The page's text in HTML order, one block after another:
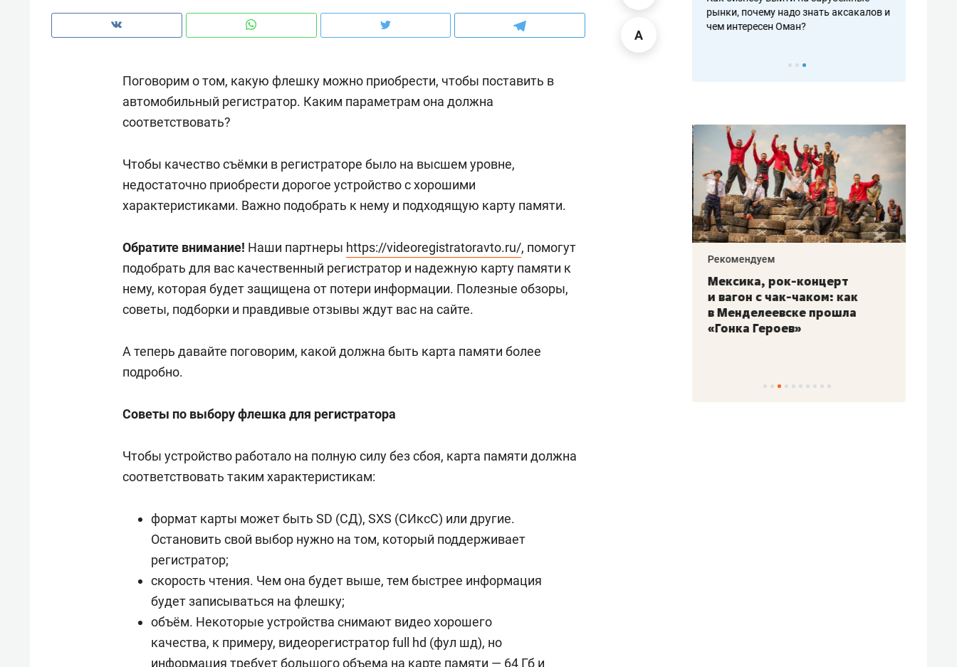
Поговорим о том, какую флешку можно приобрести, чтобы поставить в
автомобильный регистратор. Каким параметрам она должна
соответствовать?
Чтобы качество съёмки в регистраторе было на высшем уровне,
недостаточно приобрести дорогое устройство с хорошими
характеристиками. Важно подобрать к нему и подходящую карту памяти.
Обратите внимание! Наши партнеры https://videoregistratoravto.ru/, помогут
подобрать для вас качественный регистратор и надежную карту памяти к
нему, которая будет защищена от потери информации. Полезные обзоры,
советы, подборки и правдивые отзывы ждут вас на сайте.
А теперь давайте поговорим, какой должна быть карта памяти более
подробно.
Советы по выбору флешка для регистратора
Чтобы устройство работало на полную силу без сбоя, карта памяти должна
соответствовать таким характеристикам:
формат карты может быть SD (СД), SXS (СИксС) или другие.
Остановить свой выбор нужно на том, который поддерживает
регистратор;
скорость чтения. Чем она будет выше, тем быстрее информация
будет записываться на флешку;
объём. Некоторые устройства снимают видео хорошего
качества, к примеру, видеорегистратор full hd (фул шд), но
информация требует большого объема на карте памяти — 64 Гб и
рынки, почему надо знать аксакалов и
чем интересен Оман?
о трехкратном росте цен, дотошных
клиентах и чудных запросах мастеров
школьной формы о контрафакте,
налогах и развитии без кредитов
рынки, почему надо знать аксакалов и
чем интересен Оман?
Как ГК «МИР ГРУПП» и ВТБ
создают оазис жилого
комфорта под Казанью
Рекомендуем
150 камер до квартиры и Face
ID вместо ключа: какой будет
безопасность в ЖК «Нова»
Рекомендуем
Опыт выживания в дикой
природе, работа
антихрупких команд
Рекомендуем
Мексика, рок-концерт
и вагон с чак-чаком: как
в Менделеевске прошла
«Гонка Героев»